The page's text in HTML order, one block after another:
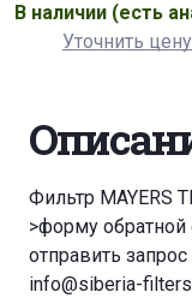
В наличии (есть
Уточнить цену
Фильтр MAYERS
>форму обратной
отправить
info@siberia-